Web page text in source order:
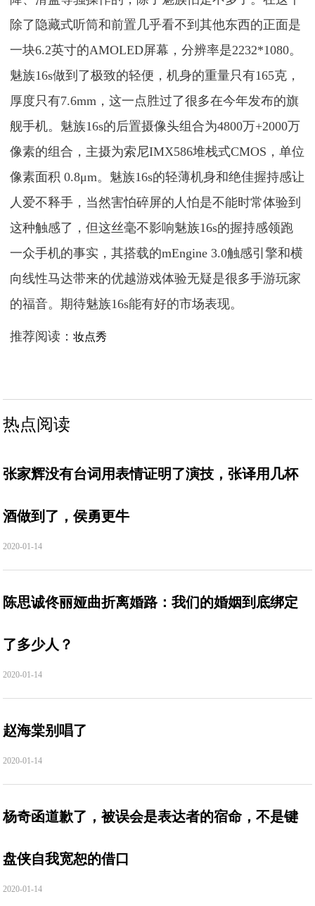
除了隐藏式听筒和前置几乎看不到其他东西的正面是
一块6.2英寸的AMOLED屏幕，分辨率是2232*1080。
魅族16s做到了极致的轻便，机身的重量只有165克，
厚度只有7.6mm，这一点胜过了很多在今年发布的旗
舰手机。魅族16s的后置摄像头组合为4800万+2000万
像素的组合，主摄为索尼IMX586堆栈式CMOS，单位
像素面积 0.8μm。魅族16s的轻薄机身和绝佳握持感让
人爱不释手，当然害怕碎屏的人怕是不能时常体验到
这种触感了，但这丝毫不影响魅族16s的握持感领跑
一众手机的事实，其搭载的mEngine 3.0触感引擎和横
向线性马达带来的优越游戏体验无疑是很多手游玩家
的福音。期待魅族16s能有好的市场表现。
推荐阅读：妆点秀
热点阅读
张家辉没有台词用表情证明了演技，张译用几杯
酒做到了，侯勇更牛
2020-01-14
陈思诚佟丽娅曲折离婚路：我们的婚姻到底绑定
了多少人？
2020-01-14
赵海棠别唱了
2020-01-14
杨奇函道歉了，被误会是表达者的宿命，不是键
盘侠自我宽恕的借口
2020-01-14